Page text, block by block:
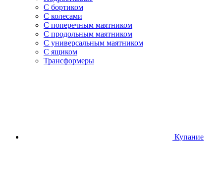
С бортиком
С колесами
С поперечным маятником
С продольным маятником
С универсальным маятником
С ящиком
Трансформеры
Купание